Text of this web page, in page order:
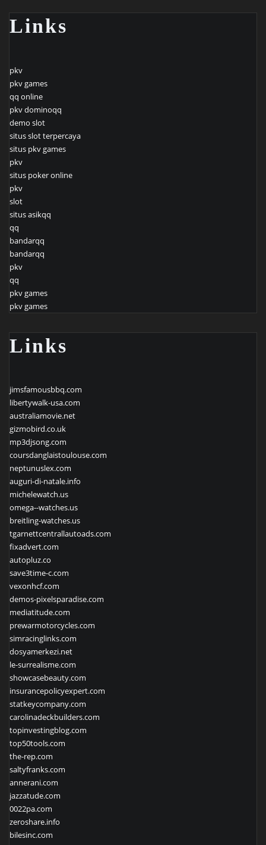
Links
pkv
pkv games
qq online
pkv dominoqq
demo slot
situs slot terpercaya
situs pkv games
pkv
situs poker online
pkv
slot
situs asikqq
qq
bandarqq
bandarqq
pkv
qq
pkv games
pkv games
Links
jimsfamousbbq.com
libertywalk-usa.com
australiamovie.net
gizmobird.co.uk
mp3djsong.com
coursdanglaistoulouse.com
neptunuslex.com
auguri-di-natale.info
michelewatch.us
omega--watches.us
breitling-watches.us
tgarnettcentrallautoads.com
fixadvert.com
autopluz.co
save3time-c.com
vexonhcf.com
demos-pixelsparadise.com
mediatitude.com
prewarmotorcycles.com
simracinglinks.com
dosyamerkezi.net
le-surrealisme.com
showcasebeauty.com
insurancepolicyexpert.com
statkeycompany.com
carolinadeckbuilders.com
topinvestingblog.com
top50tools.com
the-rep.com
saltyfranks.com
annerani.com
jazzatude.com
0022pa.com
zeroshare.info
bilesinc.com